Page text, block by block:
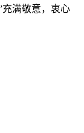
满敬意，衷心